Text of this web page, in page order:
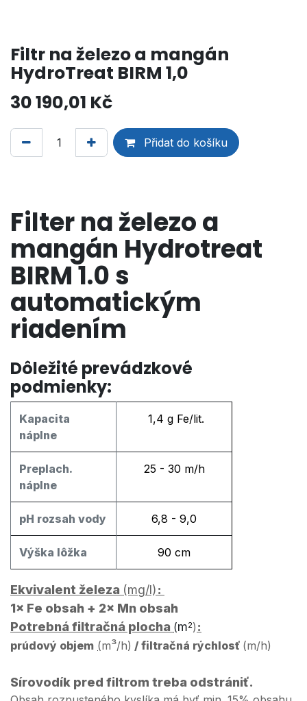
Filtr na železo a mangán
HydroTreat BIRM 1,0
30 190,01 Kč
Přidat do košíku
Filter na železo a
mangán Hydrotreat
BIRM 1.0 s
automatickým
riadením
​ ​ Dôležité prevádzkové
podmienky:
Kapacita
náplne
1,4 g Fe/lit.
Preplach.
náplne
25 - 30 m/h
pH rozsah vody 6,8 - 9,0
​Výška lôžka 90 cm
Ekvivalent železa (mg/l):
1× Fe obsah + 2× Mn obsah
Potrebná filtračná plocha (m2) :
prúdový objem (m³/h) / filtračná rýchlosť (m/h)
Sírovodík pred filtrom treba odstrániť.